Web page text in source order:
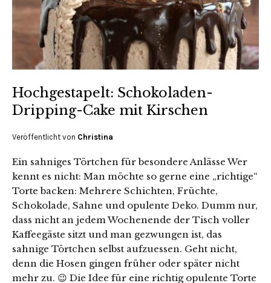
Hochgestapelt: Schokoladen-
Dripping-Cake mit Kirschen
Veröffentlicht von Christina
Ein sahniges Törtchen für besondere Anlässe Wer
kennt es nicht: Man möchte so gerne eine „richtige“
Torte backen: Mehrere Schichten, Früchte,
Schokolade, Sahne und opulente Deko. Dumm nur,
dass nicht an jedem Wochenende der Tisch voller
Kaffeegäste sitzt und man gezwungen ist, das
sahnige Törtchen selbst aufzuessen. Geht nicht,
denn die Hosen gingen früher oder später nicht
mehr zu. 😉 Die Idee für eine richtig opulente Torte